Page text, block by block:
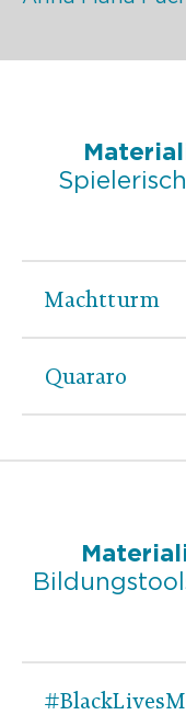
Machtturm
Quararo